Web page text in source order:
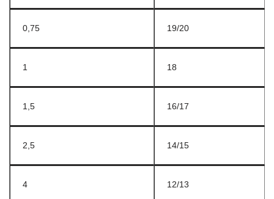
0,75 19/20
1 18
1,5 16/17
2,5 14/15
4 12/13